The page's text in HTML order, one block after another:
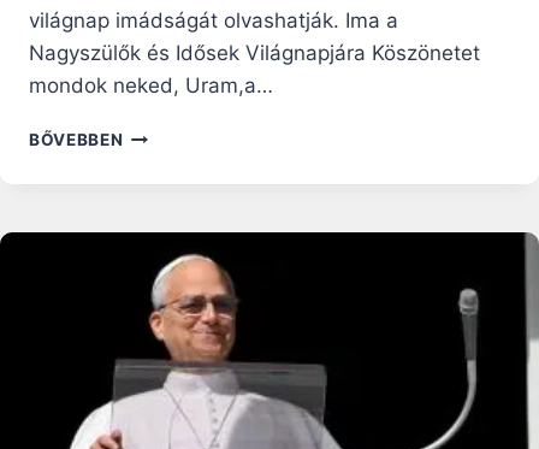
világnap imádságát olvashatják. Ima a
Nagyszülők és Idősek Világnapjára Köszönetet
mondok neked, Uram,a…
BŐVEBBEN IMA
IDŐSEK
VILÁGNAPJÁRA